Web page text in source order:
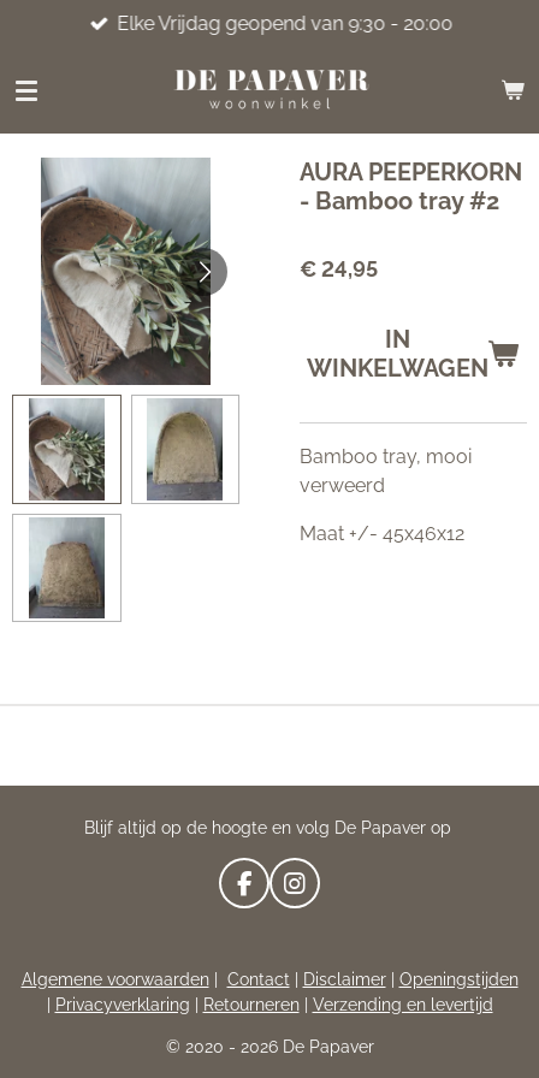
naar
hoofdinhoud
Elke Vrijdag geopend van 9:30 - 20:00
AURA PEEPERKORN
- Bamboo tray #2
€ 24,95
IN
WINKELWAGEN
Bamboo tray, mooi
verweerd
Maat +/- 45x46x12
Blijf altijd op de hoogte en volg De Papaver op
F
A
B
O
K
I
N
A
G
A
Algemene voorwaarden| Contact| Disclaimer| Openingstijden
Privacyverklaring Retourneren| Verzending en levertijd
© 2020 - 2026 De Papaver